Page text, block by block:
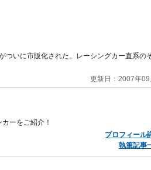
ついに市販化された。レーシングカー直系の
更新日：2007年09
ーをご紹介！
プロフィール
執筆記事